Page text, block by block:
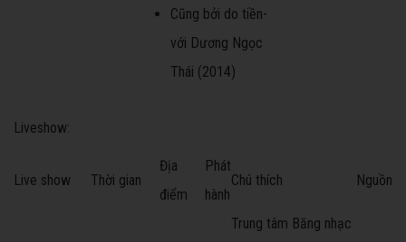
Cũng bởi do tiền-
với Dương Ngọc
Thái (2014)
Liveshow:
Live show Thời gian
Địa
điểm
Phát
hành
Chú thích Nguồn
Trung tâm Băng nhạc